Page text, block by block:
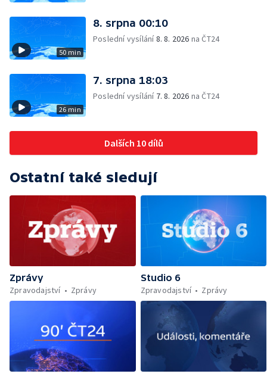
50 min
8. srpna 00:10
Poslední vysílání8. 8. 2026 na ČT24
26 min
7. srpna 18:03
Poslední vysílání 7. 8. 2026 na ČT24
Dalších 10 dílů
Ostatní také sledují
Zprávy
Zpravodajství
Zprávy
Studio 6
Zpravodajství
Zprávy